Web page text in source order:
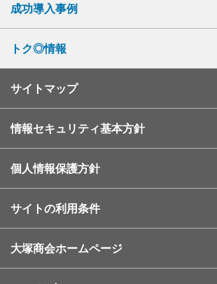
成功導入事例
トク◎情報
サイトマップ
情報セキュリティ基本方針
個人情報保護方針
サイトの利用条件
大塚商会ホームページ